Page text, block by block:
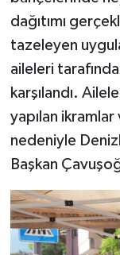
dağıtımı
tazeleyen
aileleri
karşılandı.
yapılan ikramlar
nedeniyle
Başkan